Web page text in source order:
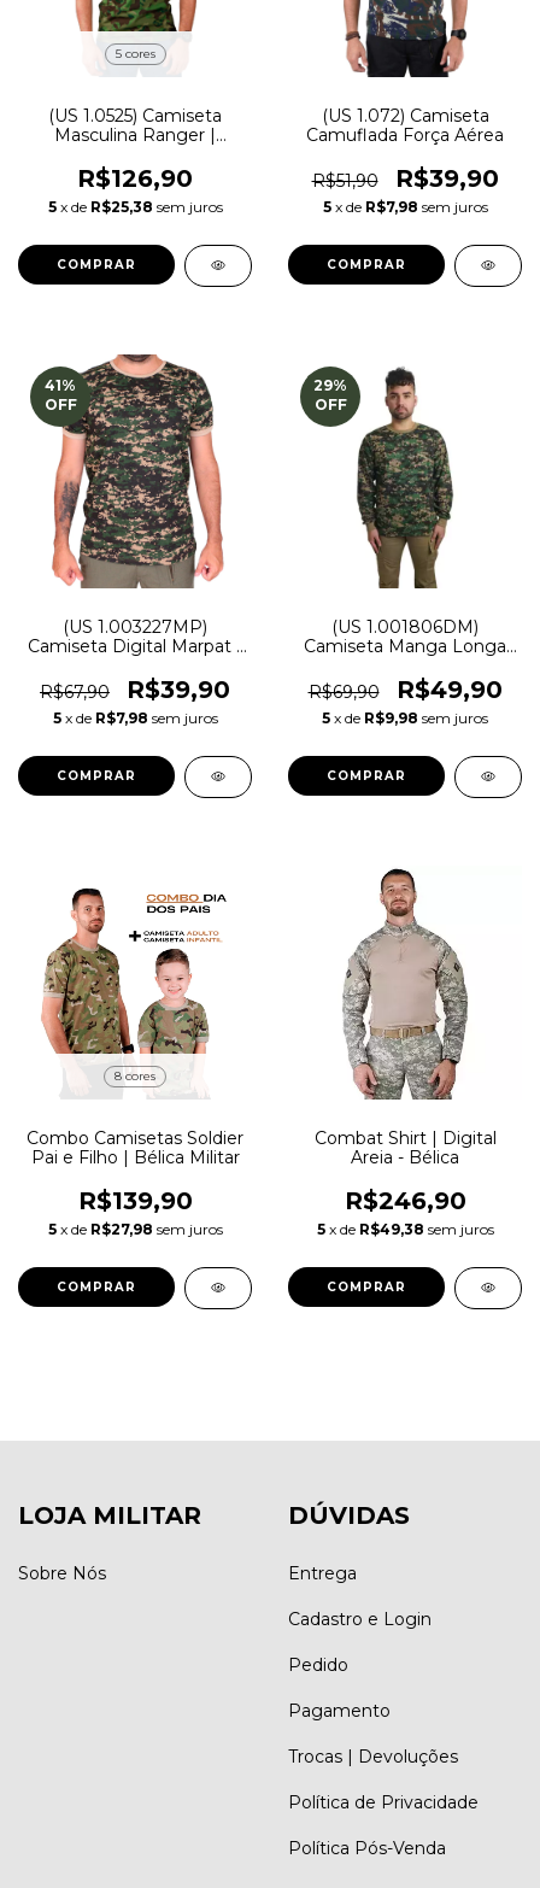
5 cores
(US 1.0525) Camiseta
Masculina Ranger |
R$126,90
5 x de R$25,38 sem juros
COMPRAR
(US 1.072) Camiseta
Camuflada Força Aérea
R$51,90 R$39,90
5 x de R$7,98 sem juros
COMPRAR
41%
OFF
(US 1.003227MP)
Camiseta Digital Marpat -
R$67,90
R$39,90
5 x de R$7,98 sem juros
COMPRAR
29%
OFF
(US 1.001806DM)
Camiseta Manga Longa
Militar
R$69,90 R$49,90
5 x de R$9,98 sem juros
COMPRAR
8 cores
Combo Camisetas Soldier
Pai e Filho | Bélica Militar
R$139,90
5 x de R$27,98 sem juros
COMPRAR
Combat Shirt | Digital
Areia - Bélica
R$246,90
5 x de R$49,38 sem juros
COMPRAR
LOJA MILITAR
Sobre Nós
DÚVIDAS
Entrega
Cadastro e Login
Pedido
Pagamento
Trocas | Devoluções
Política de Privacidade
Política Pós-Venda